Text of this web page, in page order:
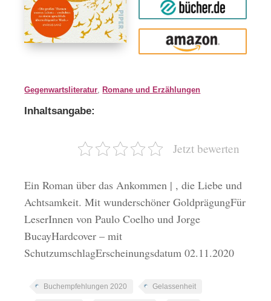
buecher.de
Amazon
Gegenwartsliteratur ,Romane und Erzählungen
Inhaltsangabe:
Jetzt bewerten
Ein Roman über das Ankommen | , die Liebe und
Achtsamkeit. Mit wunderschöner GoldprägungFür
LeserInnen von Paulo Coelho und Jorge
BucayHardcover – mit
SchutzumschlagErscheinungsdatum 02.11.2020
Buchempfehlungen 2020 Gelassenheit